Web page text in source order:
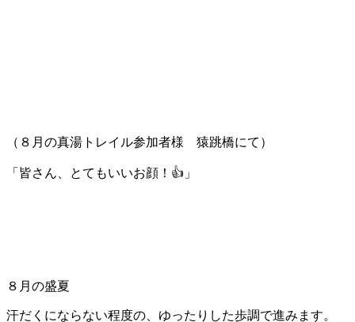
（８月の真湯トレイル参加者様 猿跳橋にて）
「皆さん、とてもいいお顔！👍」
８月の盛夏
汗だくにならない程度の、ゆったりした歩調で進みます。